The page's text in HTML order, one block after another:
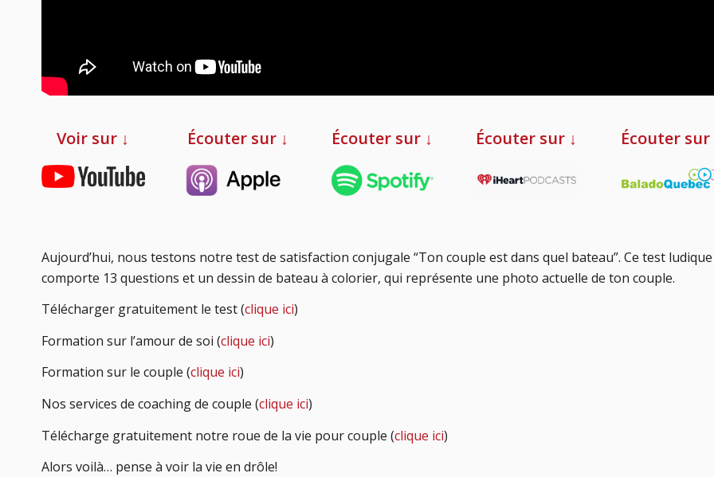
Voir sur ↓ Écouter sur ↓ Écouter sur ↓ Écouter sur ↓ Écouter sur
Aujourd’hui, nous testons notre test de satisfaction conjugale “Ton couple est dans quel bateau”. Ce test ludique
comporte 13 questions et un dessin de bateau à colorier, qui représente une photo actuelle de ton couple.
Télécharger gratuitement le test (clique ici)
Formation sur l’amour de soi (clique ici)
Formation sur le couple (clique ici)
Nos services de coaching de couple (clique ici)
Télécharge gratuitement notre roue de la vie pour couple (clique ici)
Alors voilà… pense à voir la vie en drôle!